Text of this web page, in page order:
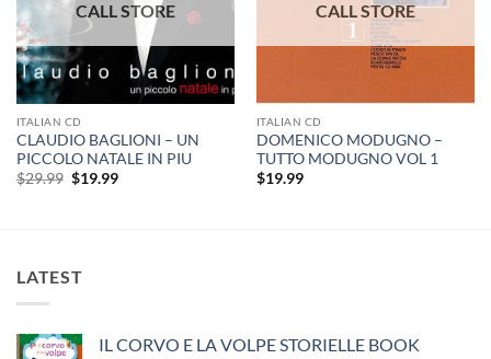
ITALIAN CD
CLAUDIO BAGLIONI – UN
PICCOLO NATALE IN PIU
$29.99 Original
$19.99Current
ITALIAN CD
DOMENICO MODUGNO –
TUTTO MODUGNO VOL 1
$19.99
LATEST
IL CORVO E LA VOLPE STORIELLE BOOK